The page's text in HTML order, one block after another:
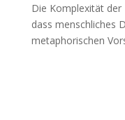
Die Komplexität der
dass menschliches
metaphorischen